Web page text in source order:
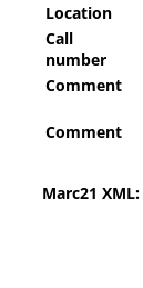
Location
Call
number
Comment
Comment
Marc21 XML: